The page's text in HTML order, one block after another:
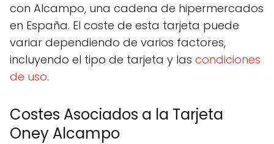
con Alcampo, una cadena de hipermercados
en España. El coste de esta tarjeta puede
variar dependiendo de varios factores,
incluyendo el tipo de tarjeta y las condiciones
de uso.
Costes Asociados a la Tarjeta
Oney Alcampo